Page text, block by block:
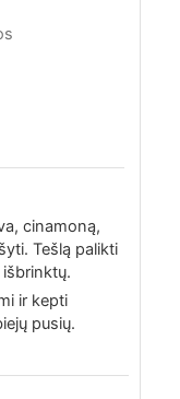
cinamoną,
Tešlą palikti
ir kepti
pusių.